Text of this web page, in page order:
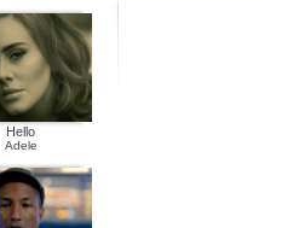
Hello
Adele